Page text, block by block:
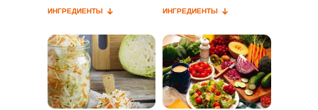
ИНГРЕДИЕНТЫ ИНГРЕДИЕНТЫ
Запомнить меня